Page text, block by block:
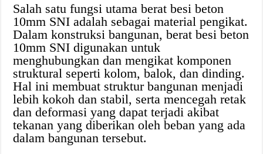
Salah satu fungsi utama berat besi beton
10mm SNI adalah sebagai material pengikat.
Dalam konstruksi bangunan, berat besi beton
10mm SNI digunakan untuk
menghubungkan dan mengikat komponen
struktural seperti kolom, balok, dan dinding.
Hal ini membuat struktur bangunan menjadi
lebih kokoh dan stabil, serta mencegah retak
dan deformasi yang dapat terjadi akibat
tekanan yang diberikan oleh beban yang ada
dalam bangunan tersebut.